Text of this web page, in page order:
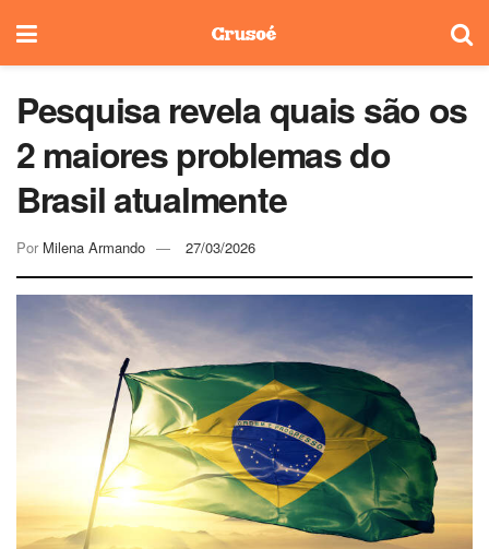
Pesquisa revela quais são os
2 maiores problemas do
Brasil atualmente
Por Milena Armando 27/03/2026